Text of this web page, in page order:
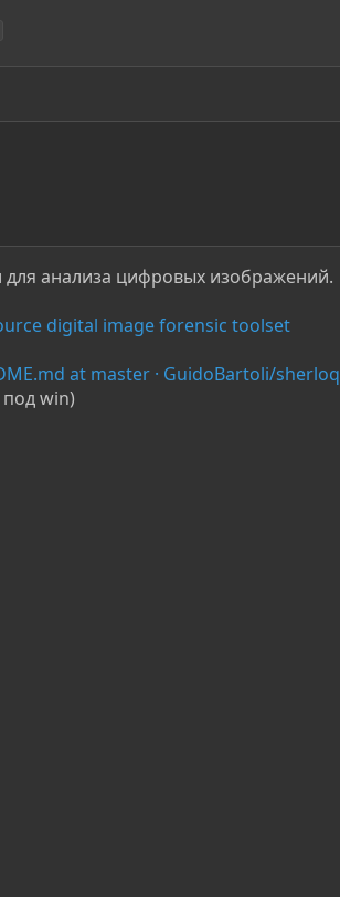
для анализа цифровых изображений.
digital image forensic toolset
at master · GuidoBartoli/sherloq
под win)